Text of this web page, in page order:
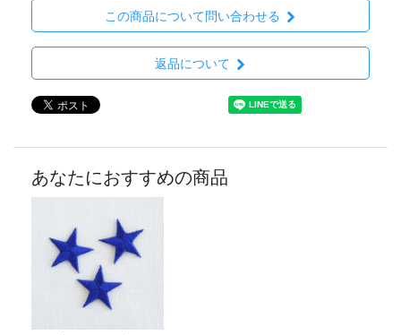
この商品について問い合わせる
返品について
あなたにおすすめの商品